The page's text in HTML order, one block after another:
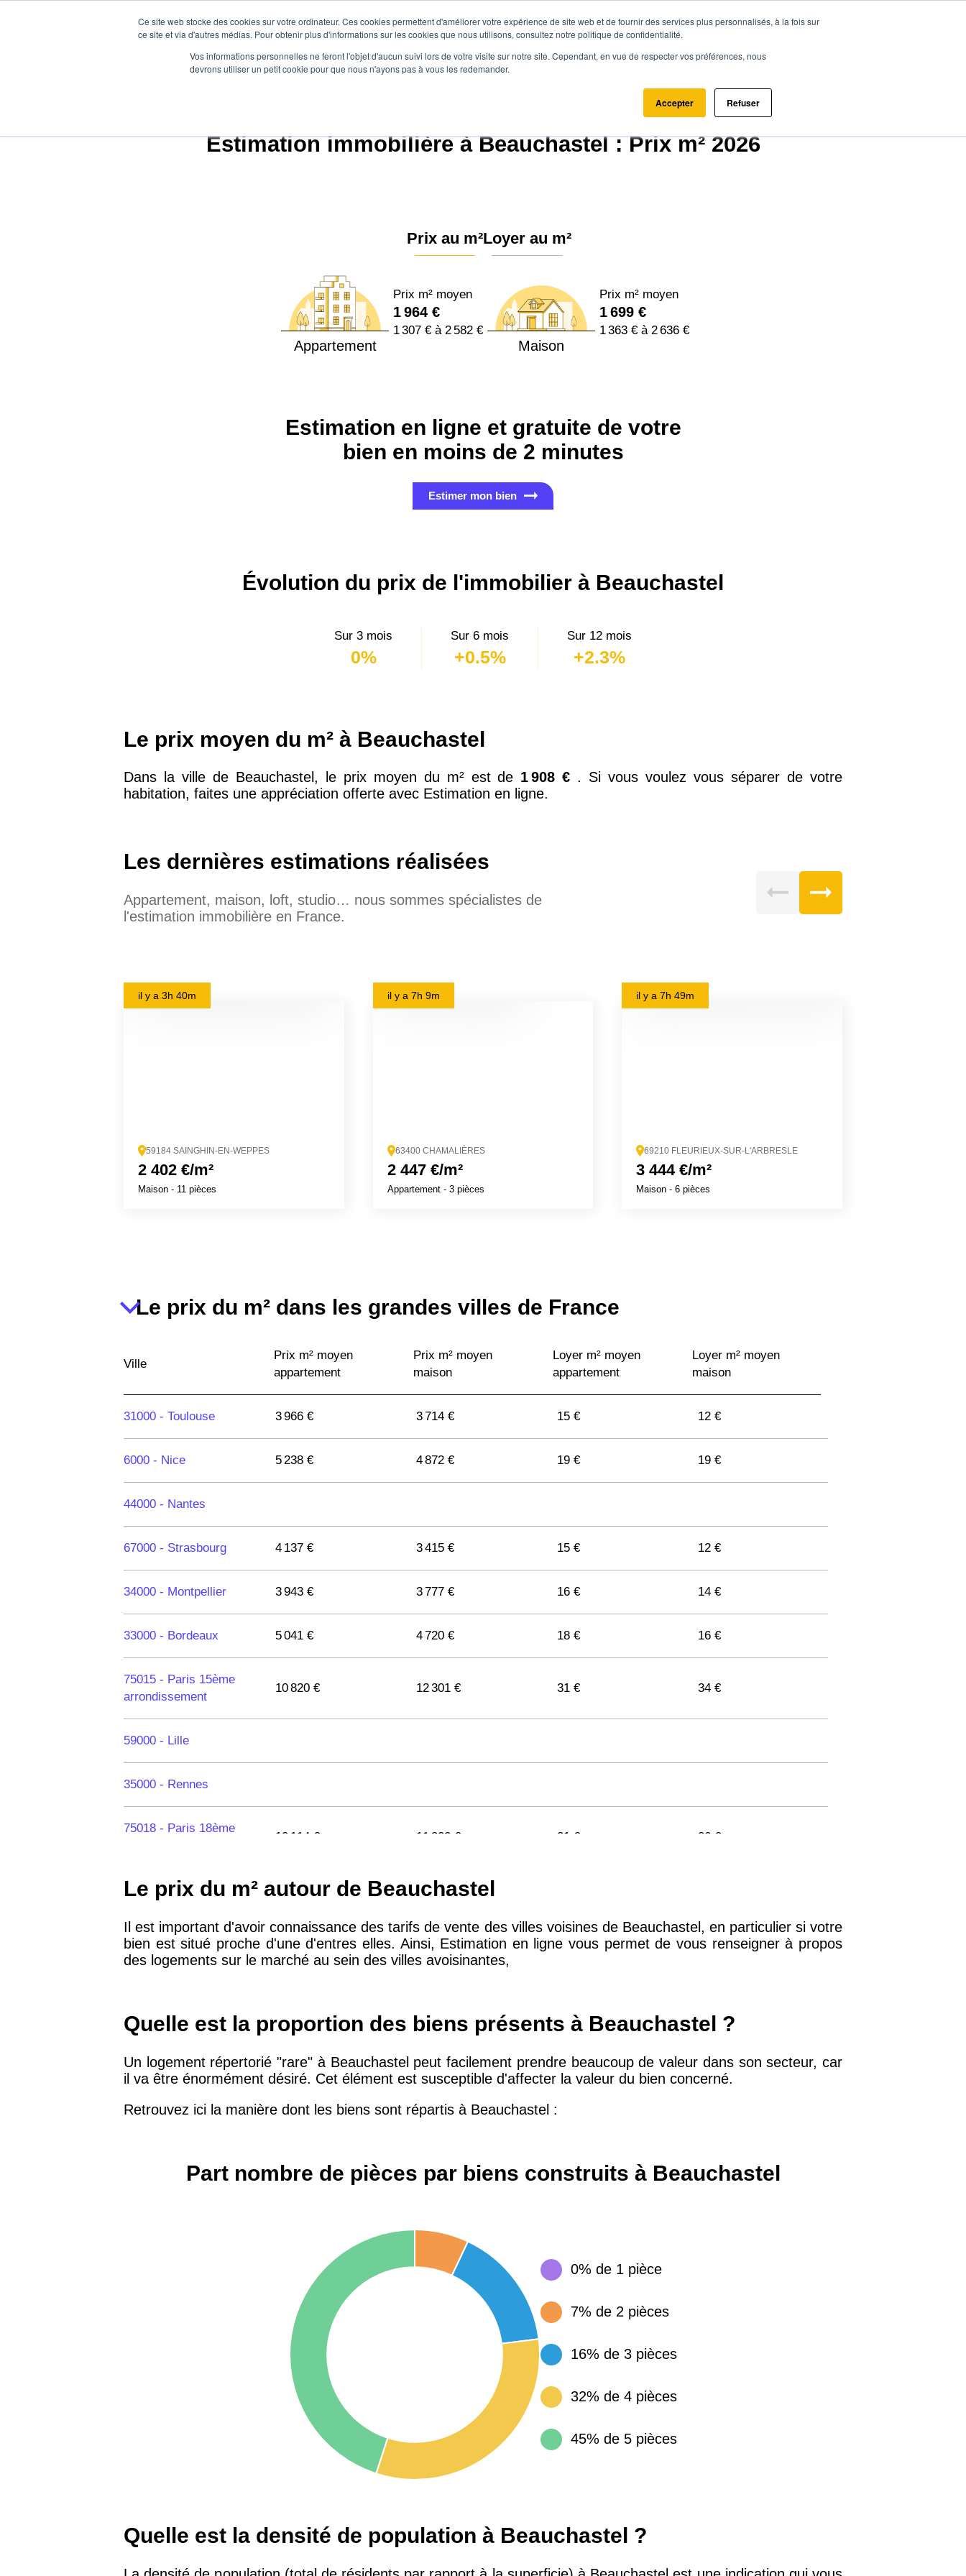
Ce site web stocke des cookies sur votre ordinateur. Ces cookies permettent d'améliorer votre expérience de site web et de fournir des services plus personnalisés, à la fois sur
ce site et via d'autres médias. Pour obtenir plus d'informations sur les cookies que nous utilisons, consultez notre politique de confidentialité.
Vos informations personnelles ne feront l'objet d'aucun suivi lors de votre visite sur notre site. Cependant, en vue de respecter vos préférences, nous
devrons utiliser un petit cookie pour que nous n'ayons pas à vous les redemander.
Accepter Refuser
Prix immobilier Vendre avec Agence.immo
Beauchastel (07800)
Estimation immobilière à Beauchastel : Prix m² 2026
Prix au m²
Appartement
Prix m² moyen
1 964 €
1 307 € à 2 582 €
Loyer au m²
Maison
Prix m² moyen
1 699 €
1 363 € à 2 636 €
Estimation en ligne et gratuite de votre
bien en moins de 2 minutes
Estimer mon bien
Évolution du prix de l'immobilier à Beauchastel
Sur 3 mois
0%
Sur 6 mois
+0.5%
Sur 12 mois
+2.3%
Le prix moyen du m² à Beauchastel
Dans la ville de Beauchastel, le prix moyen du m² est de 1 908 € . Si vous voulez vous séparer de votre
habitation, faites une appréciation offerte avec Estimation en ligne.
Les dernières estimations réalisées
Appartement, maison, loft, studio… nous sommes spécialistes de
l'estimation immobilière en France.
il y a 3h 40m
59184 SAINGHIN-EN-WEPPES
2 402 €/m²
Maison - 11 pièces
il y a 7h 9m
63400 CHAMALIÈRES
2 447 €/m²
Appartement- 3 pièces
il y a7h 49m
69210 FLEURIEUX-SUR-L'ARBRESLE
3 444 €/m²
Maison - 6 pièces
Le prix du m² dans les grandes villes de France
Ville
Prix m² moyen
appartement
Prix m² moyen
maison
Loyer m² moyen
appartement
Loyer m² moyen
maison
31000 - Toulouse 3 966 € 3 714 € 15 € 12 €
6000 - Nice 5 238 € 4 872 € 19 € 19 €
44000 - Nantes
67000 - Strasbourg 4 137 € 3 415 € 15 € 12 €
34000 - Montpellier 3 943 € 3 777 € 16 € 14 €
33000 - Bordeaux 5 041 € 4 720 € 18 € 16 €
75015 - Paris 15ème
arrondissement
10 820 € 12 301 € 31 € 34 €
59000 - Lille
35000 - Rennes
75018 - Paris 18ème
10 114 € 11 322 € 31 € 36 €
75020 - Paris 20ème
9 623 € 11 141 €
75019 -Paris 19ème
arrondissement
9 231 € 10 415 €
13 €
75013 -
Paris 13ème
arrondissement
10 073 € 11 085 € 30 € 34 €
76600 -Le Havre 2 455 € 2 453 €
12 145 € 15 155 € 34 €
3 018 €
2 917 €
Le prix du m² autour de Beauchastel
Il est important d'avoir connaissance des tarifs de vente des villes voisines de Beauchastel, en particulier si votre
bien est situé proche d'une d'entres elles. Ainsi, Estimation en ligne vous permet de vous renseigner à propos
des logements sur le marché au sein des villes avoisinantes,
Quelle est la proportion des biens présents à Beauchastel ?
Un logement répertorié "rare" à Beauchastel peut facilement prendre beaucoup de valeur dans son secteur, car
il va être énormément désiré. Cet élément est susceptible d'affecter la valeur du bien concerné.
Retrouvez ici la manière dont les biens sont répartis à Beauchastel :
Part nombre de pièces par biens construits à Beauchastel
0% de 1 pièce
7% de 2 pièces
16% de 3 pièces
32% de 4 pièces
45% de 5 pièces
Quelle est la densité de population à Beauchastel ?